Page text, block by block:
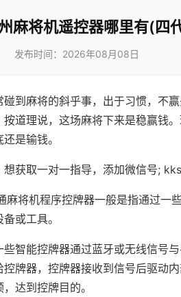
麻将机遥控器哪里有(四
发布时间：2026年08月08日
到麻将的斜乎事，出于习惯，不
道理说，这场麻将下来是稳赢钱。
是输钱。
获取一对一指导，添加微信号;
麻将机程序控牌器一般是指通过一
或工具。
智能控牌器通过蓝牙或无线信号
牌器，控牌器接收到信号后驱动
达到控牌目的。